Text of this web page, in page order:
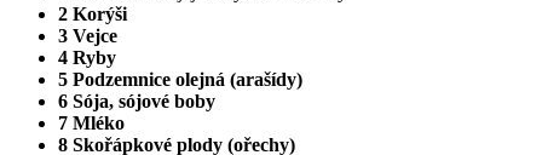
2 Korýši
3 Vejce
4 Ryby
5 Podzemnice olejná (arašídy)
6 Sója, sójové boby
7 Mléko
8 Skořápkové plody (ořechy)